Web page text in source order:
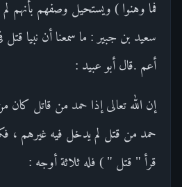
فما وهنوا ) ويستحيل وصفهم بأنهم لم
سعيد بن جبير : ما سمعنا أن نبيا قتل
أعم .قال أبو عبيد :
إن الله تعالى إذا حمد من قاتل كان
حمد من قتل لم يدخل فيه غيرهم ،
قرأ " قتل " ) فله ثلاثة أوجه :